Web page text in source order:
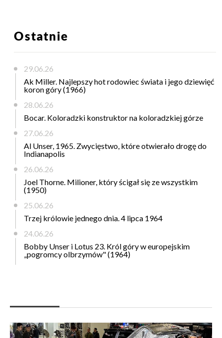
Ostatnie
29.06.26
Ak Miller. Najlepszy hot rodowiec świata i jego dziewięć
koron góry (1966)
28.06.26
Bocar. Koloradzki konstruktor na koloradzkiej górze
27.06.26
Al Unser, 1965. Zwycięstwo, które otwierało drogę do
Indianapolis
26.06.26
Joel Thorne. Milioner, który ścigał się ze wszystkim
(1950)
25.06.26
Trzej królowie jednego dnia. 4 lipca 1964
24.06.26
Bobby Unser i Lotus 23. Król góry w europejskim
„pogromcy olbrzymów" (1964)